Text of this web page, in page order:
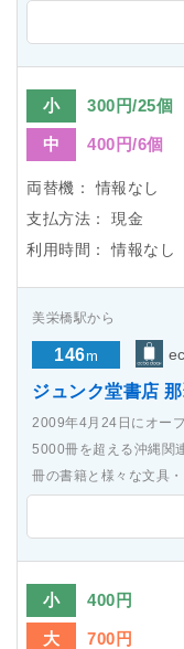
小 300円/25個
中 400円/6個
両替機：
情報なし
支払方法：
現金
利用時間：
情報なし
美栄橋駅から
146m
ジュンク堂書店
2009年4月24日にオー
5000冊を超える沖縄関
冊の書籍と様々な文具
小 400円
大 700円